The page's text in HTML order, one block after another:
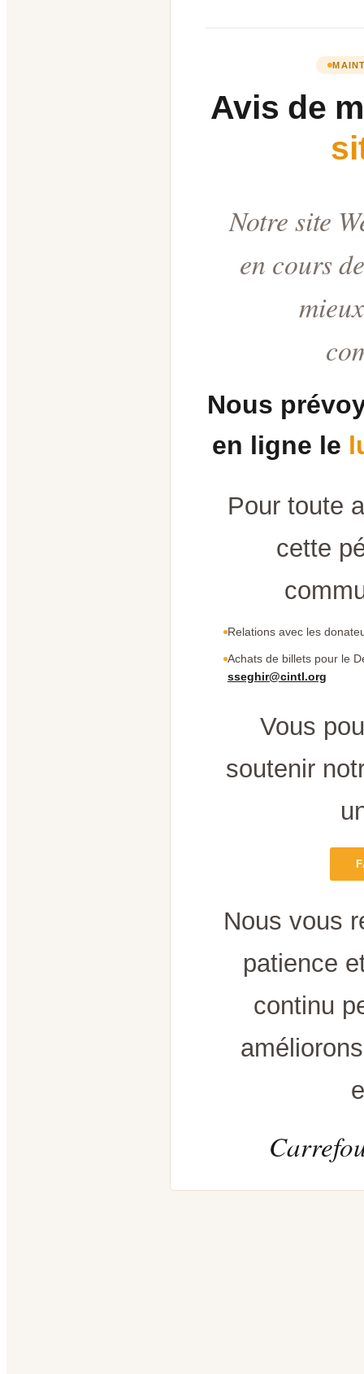
Avis de
Notre site
en cours
Nous
en ligne le
Pour toute
cette
Relations avec les
Achats de billets pour le
sseghir@cintl.org
Vous
soutenir
Nous vous
patience
continu